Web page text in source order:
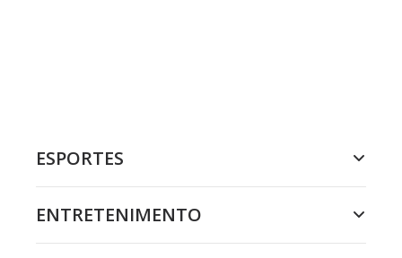
ESPORTES
ENTRETENIMENTO